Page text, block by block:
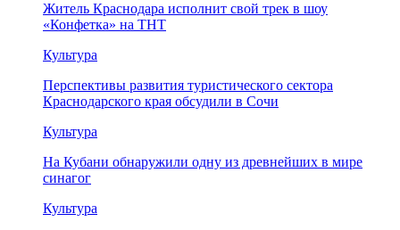
Житель Краснодара исполнит свой трек в шоу
«Конфетка» на ТНТ
Культура
Перспективы развития туристического сектора
Краснодарского края обсудили в Сочи
Культура
На Кубани обнаружили одну из древнейших в мире
синагог
Культура